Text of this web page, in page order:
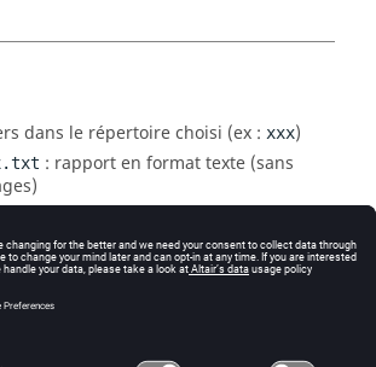
dans le répertoire choisi (ex : xxx)
: rapport en format texte (sans
d’écran et un sommaire avec des
vers les chapitres
les captures d’écran et les